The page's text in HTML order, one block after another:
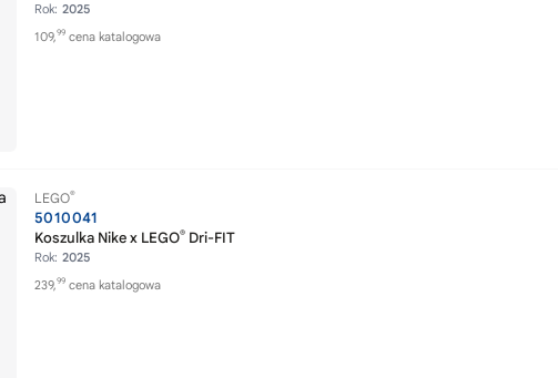
Rok: 2025
109,99 cena katalogowa
LEGO®
5010041
Koszulka Nike x LEGO® Dri-FIT
Rok: 2025
239,99 cena katalogowa